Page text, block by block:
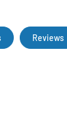
Reviews